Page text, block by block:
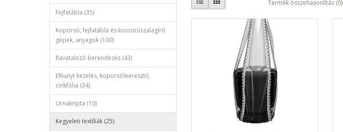
Fejfatábla (35)
Koporsó, fejfatábla és koszorúszalagíró
gépek, anyagok (100)
Ravatalozó berendezés (43)
Elhunyt kezelés, koporsóleeresztő,
cinkfólia (34)
Urnakripta (10)
Kegyeleti textíliák (25)
Termék összehasonlítás (0)